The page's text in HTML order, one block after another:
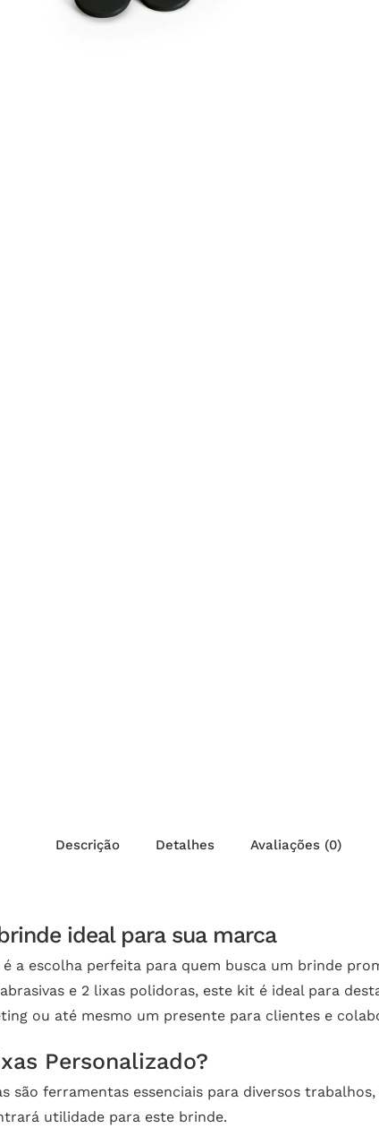
Descrição Detalhes Avaliações (0)
ideal para sua marca
a escolha perfeita para quem busca um brinde
e 2 lixas polidoras, este kit é ideal para
ou até mesmo um presente para clientes e
Personalizado?
são ferramentas essenciais para diversos
utilidade para este brinde.